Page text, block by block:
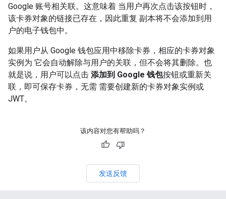
Google 账号相关联。这意味着 当用户再次点击该按钮时，
该卡券对象的链接已存在，因此重复 副本将不会添加到用
户的电子钱包中。
如果用户从 Google 钱包应用中移除卡券，相应的卡券对象
实例为 它会自动解除与用户的关联，但不会将其删除。也
就是说，用户可以点击 添加到 Google 钱包按钮或重新关
联，即可保存卡券，无需 需要创建新的卡券对象实例或
JWT。
该内容对您有帮助吗？
发送反馈